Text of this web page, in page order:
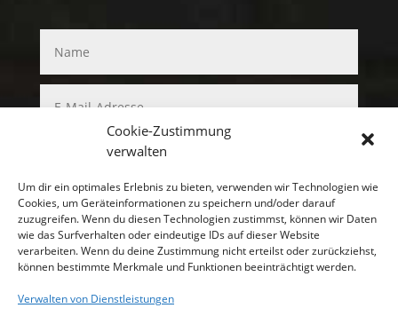
Cookie-Zustimmung
verwalten
Um dir ein optimales Erlebnis zu bieten, verwenden wir Technologien wie
Cookies, um Geräteinformationen zu speichern und/oder darauf
zuzugreifen. Wenn du diesen Technologien zustimmst, können wir Daten
wie das Surfverhalten oder eindeutige IDs auf dieser Website
verarbeiten. Wenn du deine Zustimmung nicht erteilst oder zurückziehst,
können bestimmte Merkmale und Funktionen beeinträchtigt werden.
Verwalten von Dienstleistungen